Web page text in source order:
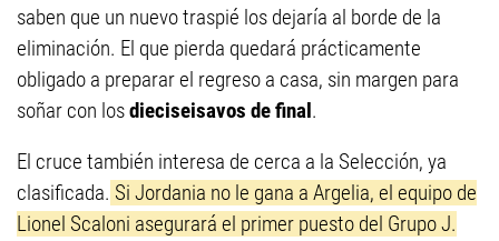
saben que un nuevo traspié los dejaría al borde de la
eliminación. El que pierda quedará prácticamente
obligado a preparar el regreso a casa, sin margen para
soñar con losdieciseisavos de final.
El cruce también interesa de cerca a la Selección, ya
clasificada. Si Jordania no le gana a Argelia, el equipo de
Lionel Scaloni asegurará el primer puesto del Grupo J.